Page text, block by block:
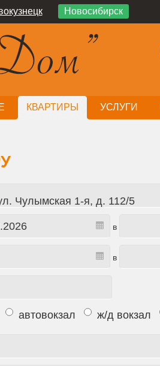
Новосибирск
КВАРТИРЫ УСЛУГИ
Чулымская 1-я, д. 112/5
в
в
автовокзал ж/д вокзал